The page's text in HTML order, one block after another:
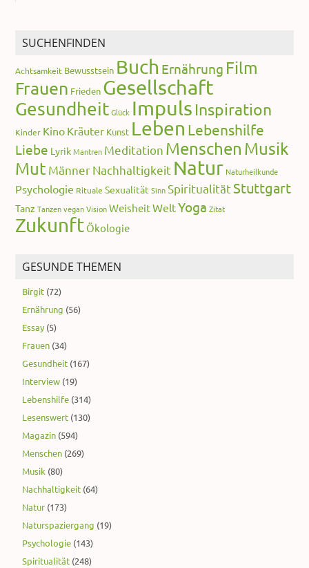
SUCHENFINDEN
Achtsamkeit Bewusstsein Buch Ernährung Film
Frauen Frieden Gesellschaft
Gesundheit Glück Impuls Inspiration
Kinder Kino Kräuter Kunst Leben Lebenshilfe
Liebe Lyrik Mantren Meditation Menschen Musik
Mut MännerNachhaltigkeit Natur Naturheilkunde
Psychologie Rituale Sexualität Sinn SpiritualitätStuttgart
Tanz Tanzen vegan Vision WeisheitWeltYoga Zitat
Zukunft Ökologie
GESUNDE THEMEN
Birgit (72)
Ernährung (56)
Essay (5)
Frauen (34)
Gesundheit (167)
Interview (19)
Lebenshilfe (314)
Lesenswert (130)
Magazin (594)
Menschen (269)
Musik (80)
Nachhaltigkeit (64)
Natur (173)
Naturspaziergang (19)
Psychologie (143)
Spiritualität (248)